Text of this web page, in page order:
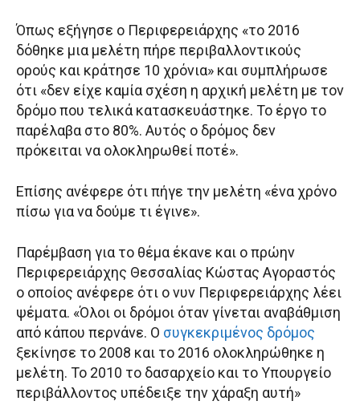
Όπως εξήγησε ο Περιφερειάρχης «το 2016
δόθηκε μια μελέτη πήρε περιβαλλοντικούς
ορούς και κράτησε 10 χρόνια» και συμπλήρωσε
ότι «δεν είχε καμία σχέση η αρχική μελέτη με τον
δρόμο που τελικά κατασκευάστηκε. Το έργο το
παρέλαβα στο 80%. Αυτός ο δρόμος δεν
πρόκειται να ολοκληρωθεί ποτέ».
Επίσης ανέφερε ότι πήγε την μελέτη «ένα χρόνο
πίσω για να δούμε τι έγινε».
Παρέμβαση για το θέμα έκανε και ο πρώην
Περιφερειάρχης Θεσσαλίας Κώστας Αγοραστός
ο οποίος ανέφερε ότι ο νυν Περιφερειάρχης λέει
ψέματα. «Όλοι οι δρόμοι όταν γίνεται αναβάθμιση
από κάπου περνάνε. Ο συγκεκριμένος δρόμος
ξεκίνησε το 2008 και το 2016 ολοκληρώθηκε η
μελέτη. Το 2010 το δασαρχείο και το Υπουργείο
περιβάλλοντος υπέδειξε την χάραξη αυτή»